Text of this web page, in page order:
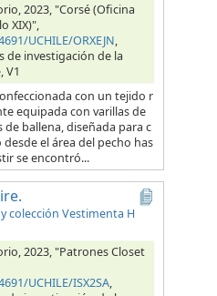
2023, "Corsé (Oficina
XIX)",
UCHILE/ORXEJN,
de investigación de la
V1
con un tejido r
equipada con varillas de
ballena, diseñada para c
el área del pecho has
se encontró...
colección Vestimenta H
2023, "Patrones Closet
UCHILE/ISX2SA,